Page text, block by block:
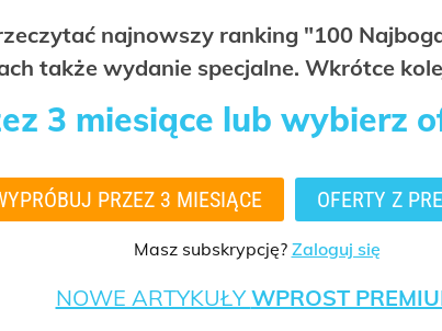
najnowszy ranking "100
także wydanie specjalne. Wkrótce
3 miesiące lub wybierz
PRZEZ 3 MIESIĄCE OFERTY Z
Masz subskrypcję? Zaloguj się
NOWE ARTYKUŁYWPROST